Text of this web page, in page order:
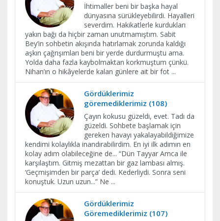
İhtimaller beni bir başka hayal
dünyasına sürükleyebilirdi. Hayalleri
severdim. Hakikatlerle kurdukları
yakın bağı da hiçbir zaman unutmamıştım. Sabit
Bey’in sohbetin akışında hatırlamak zorunda kaldığı
aşkın çağrışımları beni bir yerde durdurmuştu ama.
Yolda daha fazla kaybolmaktan korkmuştum çünkü.
Nihan’ın o hikâyelerde kalan günlere ait bir fot ...
Gördüklerimiz
göremediklerimiz (108)
Çayın kokusu güzeldi, evet. Tadı da
güzeldi. Sohbete başlamak için
gereken havayı yakalayabildiğimize
kendimi kolaylıkla inandırabilirdim. En iyi ilk adımın en
kolay adım olabileceğine de... “Dün Tayyar Amca ile
karşılaştım. Gitmiş mezattan bir gaz lambası almış.
‘Geçmişimden bir parça’ dedi. Kederliydi. Sonra seni
konuştuk. Uzun uzun...” Ne ...
Gördüklerimiz
Göremediklerimiz (107)